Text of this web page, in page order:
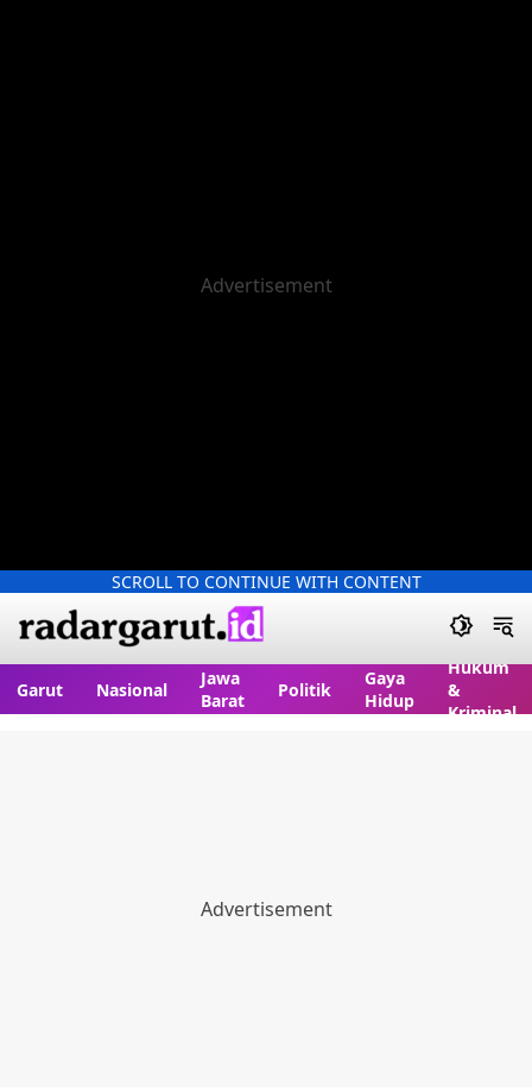
SCROLL TO CONTINUE WITH CONTENT
Garut Nasional
Jawa
Barat
Politik
Gaya
Hidup
Hukum
&
Kriminal